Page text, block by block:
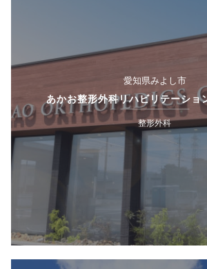
愛知県みよし市
あかお整形外科リハビリテーショ
整形外科